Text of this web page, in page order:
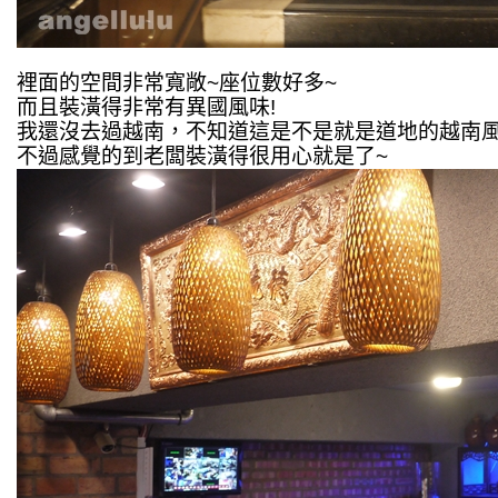
裡面的空間非常寬敞~座位數好多~
而且裝潢得非常有異國風味!
我還沒去過越南，不知道這是不是就是道地的越南
不過感覺的到老闆裝潢得很用心就是了~